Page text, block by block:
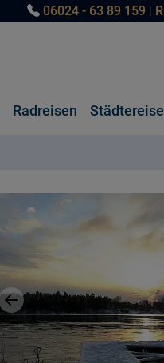
06024 - 63 89 159 |
Radreisen
Vorheriges Bild